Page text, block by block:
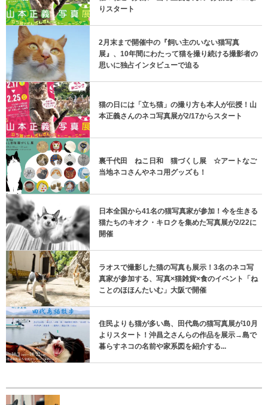
りスタート
2月末まで開催中の『飼い主のいない猫写真
展』、10年間にわたって猫を撮り続ける撮影者の
思いに独占インタビューで迫る
猫の日には「立ち猫」の撮り方も本人が伝授！山
本正義さんのネコ写真展が2/17からスタート
裏千代田 ねこ日和 猫づくし展 ☆アートなご
当地ネコさんやネコ用グッズも！
日本全国から41名の猫写真家が参加！今を生きる
猫たちのキオク・キロクを集めた写真展が2/22に
開催
ラオスで撮影した猫の写真も展示！3名のネコ写
真家が参加する、写真×猫雑貨×食のイベント「ね
ことのほほんたいむ」大阪で開催
住民よりも猫が多い島、田代島の猫写真展が10月
よりスタート！沖昌之さんらの作品を展示→島で
暮らすネコの名前や家系図を紹介する...